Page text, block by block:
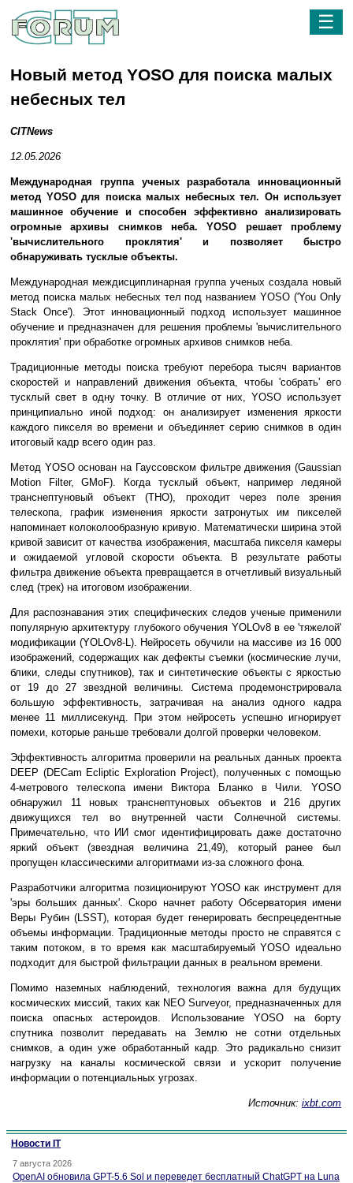
☰
Новый метод YOSO для поиска малых
небесных тел
CITNews
12.05.2026
Международная группа ученых разработала инновационный
метод YOSO для поиска малых небесных тел. Он использует
машинное обучение и способен эффективно анализировать
огромные архивы снимков неба. YOSO решает проблему
'вычислительного проклятия' и позволяет быстро
обнаруживать тусклые объекты.
Международная междисциплинарная группа ученых создала новый
метод поиска малых небесных тел под названием YOSO ('You Only
Stack Once'). Этот инновационный подход использует машинное
обучение и предназначен для решения проблемы 'вычислительного
проклятия' при обработке огромных архивов снимков неба.
Традиционные методы поиска требуют перебора тысяч вариантов
скоростей и направлений движения объекта, чтобы 'собрать' его
тусклый свет в одну точку. В отличие от них, YOSO использует
принципиально иной подход: он анализирует изменения яркости
каждого пикселя во времени и объединяет серию снимков в один
итоговый кадр всего один раз.
Метод YOSO основан на Гауссовском фильтре движения (Gaussian
Motion Filter, GMoF). Когда тусклый объект, например ледяной
транснептуновый объект (ТНО), проходит через поле зрения
телескопа, график изменения яркости затронутых им пикселей
напоминает колоколообразную кривую. Математически ширина этой
кривой зависит от качества изображения, масштаба пикселя камеры
и ожидаемой угловой скорости объекта. В результате работы
фильтра движение объекта превращается в отчетливый визуальный
след (трек) на итоговом изображении.
Для распознавания этих специфических следов ученые применили
популярную архитектуру глубокого обучения YOLOv8 в ее 'тяжелой'
модификации (YOLOv8-L). Нейросеть обучили на массиве из 16 000
изображений, содержащих как дефекты съемки (космические лучи,
блики, следы спутников), так и синтетические объекты с яркостью
от 19 до 27 звездной величины. Система продемонстрировала
большую эффективность, затрачивая на анализ одного кадра
менее 11 миллисекунд. При этом нейросеть успешно игнорирует
помехи, которые раньше требовали долгой проверки человеком.
Эффективность алгоритма проверили на реальных данных проекта
DEEP (DECam Ecliptic Exploration Project), полученных с помощью
4-метрового телескопа имени Виктора Бланко в Чили. YOSO
обнаружил 11 новых транснептуновых объектов и 216 других
движущихся тел во внутренней части Солнечной системы.
Примечательно, что ИИ смог идентифицировать даже достаточно
яркий объект (звездная величина 21,49), который ранее был
пропущен классическими алгоритмами из-за сложного фона.
Разработчики алгоритма позиционируют YOSO как инструмент для
'эры больших данных'. Скоро начнет работу Обсерватория имени
Веры Рубин (LSST), которая будет генерировать беспрецедентные
объемы информации. Традиционные методы просто не справятся с
таким потоком, в то время как масштабируемый YOSO идеально
подходит для быстрой фильтрации данных в реальном времени.
Помимо наземных наблюдений, технология важна для будущих
космических миссий, таких как NEO Surveyor, предназначенных для
поиска опасных астероидов. Использование YOSO на борту
спутника позволит передавать на Землю не сотни отдельных
снимков, а один уже обработанный кадр. Это радикально снизит
нагрузку на каналы космической связи и ускорит получение
информации о потенциальных угрозах.
Источник: ixbt.com
Новости IT
7 августа 2026
OpenAI обновила GPT-5.6 Sol и переведет бесплатный ChatGPT на Luna